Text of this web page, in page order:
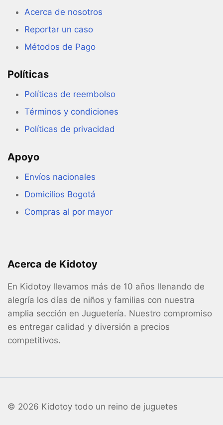
Acerca de nosotros
Reportar un caso
Métodos de Pago
Políticas
Políticas de reembolso
Términos y condiciones
Políticas de privacidad
Apoyo
Envíos nacionales
Domicilios Bogotá
Compras al por mayor
Acerca de Kidotoy
En Kidotoy llevamos más de 10 años llenando de
alegría los días de niños y familias con nuestra
amplia sección en Juguetería. Nuestro compromiso
es entregar calidad y diversión a precios
competitivos.
© 2026 Kidotoy todo un reino de juguetes